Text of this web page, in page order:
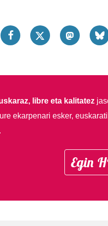
libre eta kalitatez
ekarpenari esker,
Egin